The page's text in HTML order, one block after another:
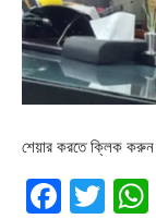
শেয়ার করতে ক্লিক করুন